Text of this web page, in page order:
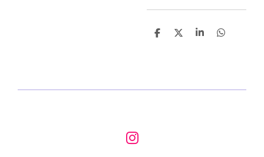
D
D
S
D
I